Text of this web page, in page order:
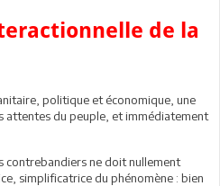
de la
politique et économique, une
attentes du peuple, et immédiatement
contrebandiers ne doit nullement
simplificatrice du phénomène : bien